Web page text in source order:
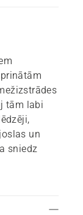
tām labi
un